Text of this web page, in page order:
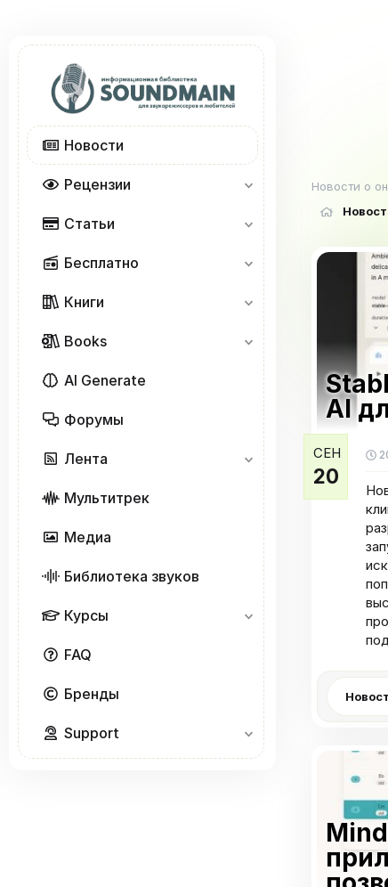
Новости
Рецензии
Статьи
Бесплатно
Книги
Books
AI Generate
Форумы
Лента
Мультитрек
Медиа
Библиотека звуков
Курсы
FAQ
Бренды
Support
Новости о
AI
СЕН
20